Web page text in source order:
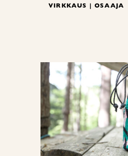
VIRKKAUS | OSAAJA